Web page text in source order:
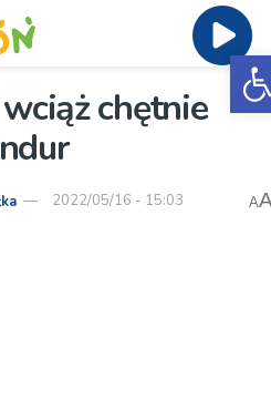
chętnie
2022/05/16 - 15:03 A